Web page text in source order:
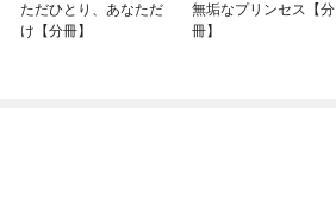
ただひとり、あなただ
け【分冊】
無垢なプリンセス【分
冊】